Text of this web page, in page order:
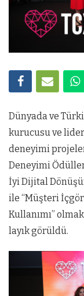
Dünyada ve
kurucusu ve
deneyimi
Deneyimi
İyi Dijital
ile “Müşteri
Kullanımı”
layık görüldü.